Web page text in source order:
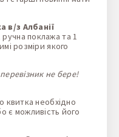
в/з Албанії
поклажа та 1
розміри якого
не бере!
квитка необхідно
є можливість його